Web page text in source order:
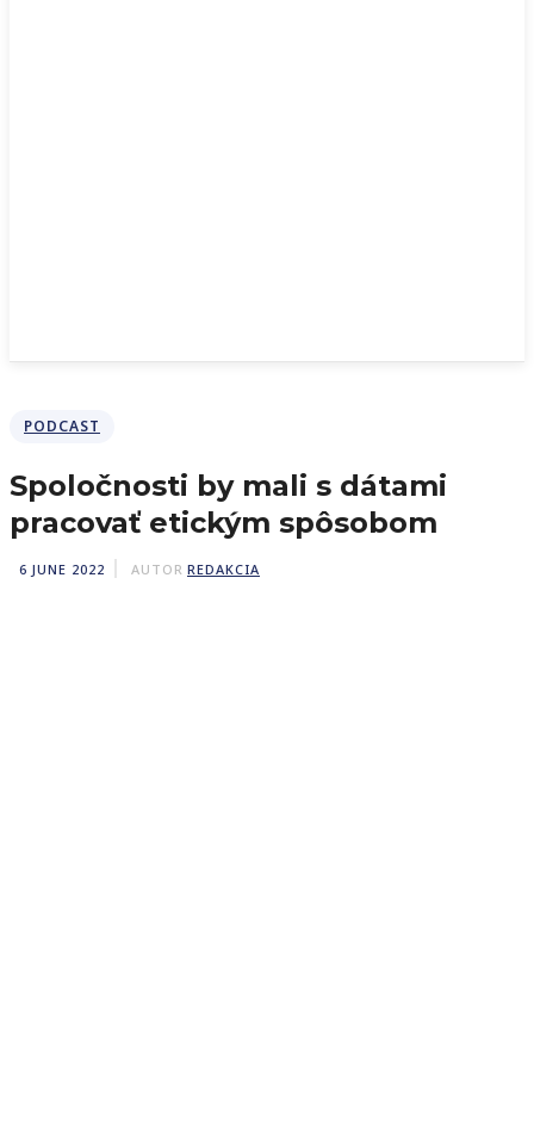
PODCAST
Spoločnosti by mali s dátami
pracovať etickým spôsobom
6 JUNE 2022 AUTOR REDAKCIA